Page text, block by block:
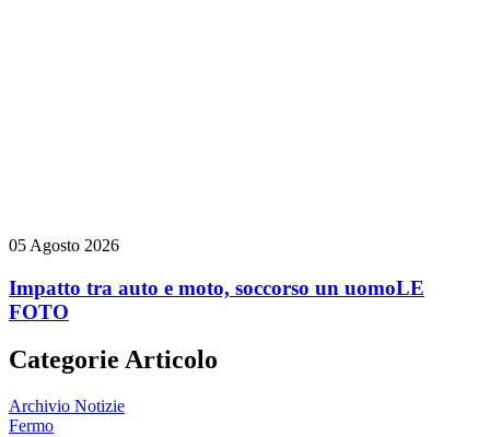
05 Agosto 2026
Impatto tra auto e moto, soccorso un uomoLE
FOTO
Categorie Articolo
Archivio Notizie
Fermo